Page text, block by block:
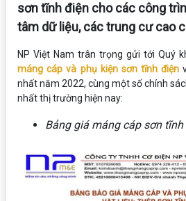
sơn tĩnh điện cho các công
tâm dữ liệu, các trung cư cao
NP Việt Nam trân trọng gửi tới Quý
máng cáp và phụ kiện sơn tĩnh điện
nhất năm 2022, cùng một số chính
nhất thị trường hiện nay:
Bảng giá máng cáp sơn